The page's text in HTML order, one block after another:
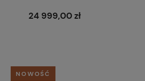
24 999,00 zł
NOWOŚĆ